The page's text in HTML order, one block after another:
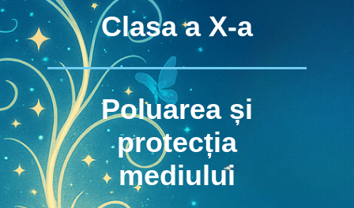
Clasa a X-a
Poluarea și
protecția
mediului